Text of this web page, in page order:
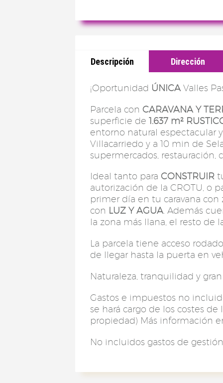
Descripción Dirección
¡Oportunidad ÚNICAValles
Parcela con CARAVANA Y
superficie de 1.637 m²
entorno natural espectacular
Villacarriedo y a 10 min de
supermercados, restauración,
Ideal tanto para CONSTRUIR
autorización de la CROTU, o
primer día en tu caravana
con LUZ Y AGUA. Además
la zona más llana, el resto de
La parcela tiene acceso
de llegar hasta la puerta en
Naturaleza, tranquilidad y
Gastos e impuestos no
se hará cargo de los costes
propiedad) Más información
No incluidos gastos de